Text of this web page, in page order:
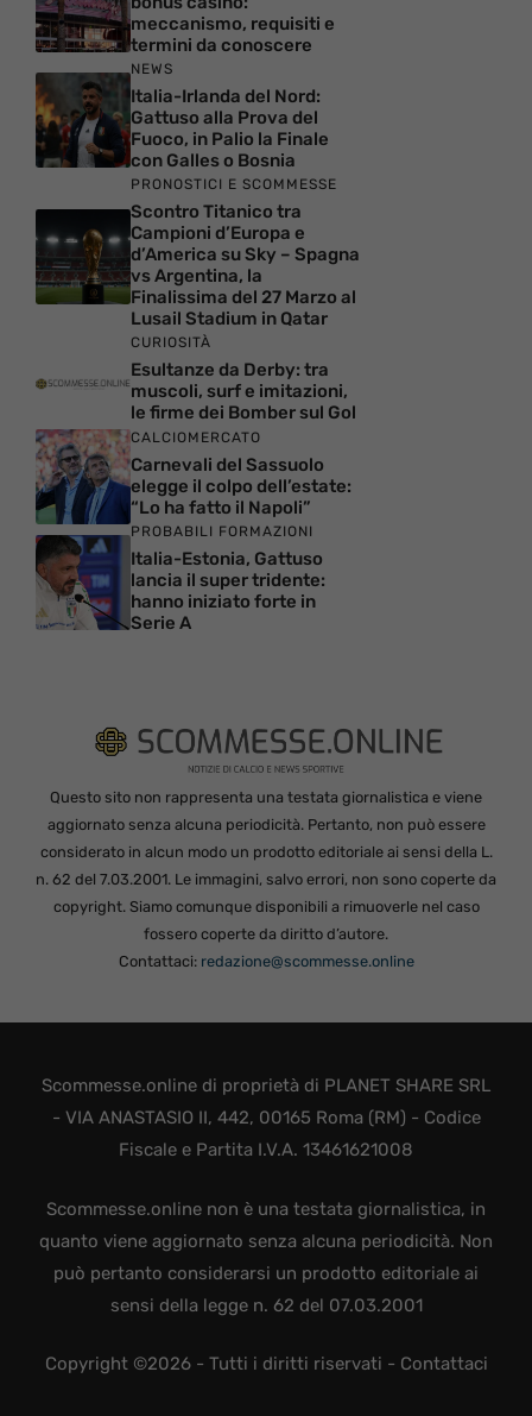
meccanismo, requisiti e
termini da conoscere
NEWS
Italia-Irlanda del Nord:
Gattuso alla Prova del
Fuoco, in Palio la Finale
con Galles o Bosnia
PRONOSTICI E SCOMMESSE
Scontro Titanico tra
Campioni d’Europa e
d’America su Sky – Spagna
vs Argentina, la
Finalissima del 27 Marzo al
Lusail Stadium in Qatar
CURIOSITÀ
Esultanze da Derby: tra
muscoli, surf e imitazioni,
le firme dei Bomber sul Gol
CALCIOMERCATO
Carnevali del Sassuolo
elegge il colpo dell’estate:
“Lo ha fatto il Napoli”
PROBABILI FORMAZIONI
Italia-Estonia, Gattuso
lancia il super tridente:
hanno iniziato forte in
Serie A
Questo sito non rappresenta una testata giornalistica e viene
aggiornato senza alcuna periodicità. Pertanto, non può essere
considerato in alcun modo un prodotto editoriale ai sensi della L.
n. 62 del 7.03.2001. Le immagini, salvo errori, non sono coperte da
copyright. Siamo comunque disponibili a rimuoverle nel caso
fossero coperte da diritto d’autore.
Contattaci: redazione@scommesse.online
Scommesse.online di proprietà di PLANET SHARE SRL
- VIA ANASTASIO II, 442, 00165 Roma (RM) - Codice
Fiscale e Partita I.V.A. 13461621008
Scommesse.online non è una testata giornalistica, in
quanto viene aggiornato senza alcuna periodicità. Non
può pertanto considerarsi un prodotto editoriale ai
sensi della legge n. 62 del 07.03.2001
Copyright ©2026 - Tutti i diritti riservati - Contattaci